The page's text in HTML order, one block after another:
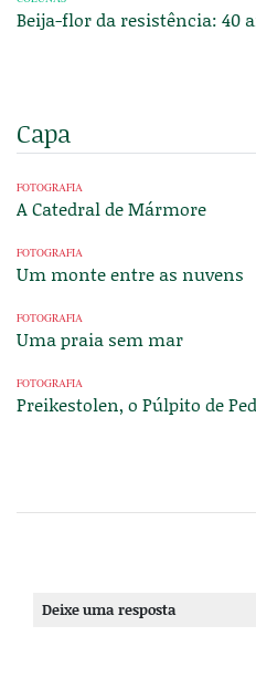
Beija-flor da resistência: 40
Capa
FOTOGRAFIA
A Catedral de Mármore
FOTOGRAFIA
Um monte entre as nuvens
FOTOGRAFIA
Uma praia sem mar
FOTOGRAFIA
Preikestolen, o Púlpito de
Deixe uma resposta